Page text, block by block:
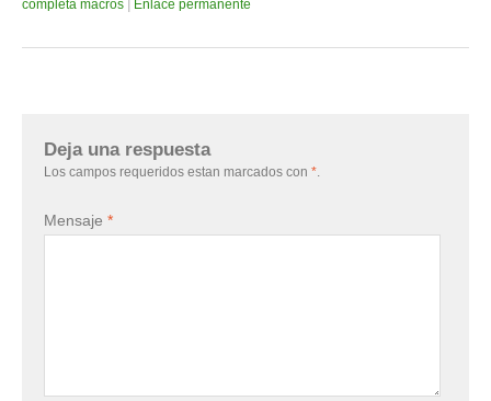
completa macros
Enlace permanente
Deja una respuesta
Los campos requeridos estan marcados con *
Mensaje *